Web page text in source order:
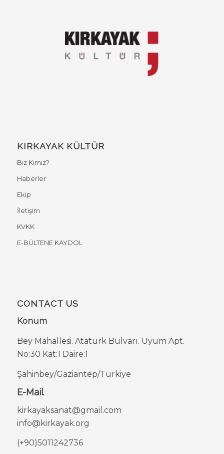
KIRKAYAK KÜLTÜR
Biz Kimiz?
Haberler
Ekip
İletişim
KVKK
E-BÜLTENE KAYDOL
CONTACT US
Konum
Bey Mahallesi. Atatürk Bulvarı. Uyum Apt.
No:30 Kat:1 Daire:1
Şahinbey/Gaziantep/Türkiye
E-Mail
kirkayaksanat@gmail.com
info@kirkayak.org
(+90)5011242736